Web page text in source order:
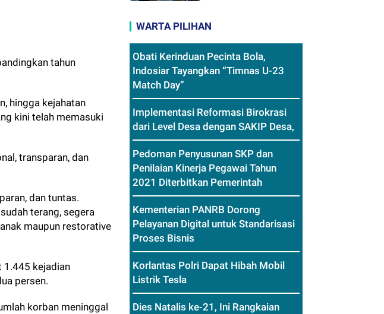
tahun
hingga kejahatan
kini telah memasuki
transparan, dan
dan tuntas.
terang, segera
maupun restorative
1.445 kejadian
persen.
korban meninggal
WARTA PILIHAN
Obati Kerinduan Pecinta Bola,
Indosiar Tayangkan “Timnas U-23
Match Day”
Implementasi Reformasi Birokrasi
dari Level Desa dengan SAKIP Desa,
Pedoman Penyusunan SKP dan
Penilaian Kinerja Pegawai Tahun
2021 Diterbitkan Pemerintah
Kementerian PANRB Dorong
Pelayanan Digital untuk Standarisasi
Proses Bisnis
Korlantas Polri Dapat Hibah Mobil
Listrik Tesla
Dies Natalis ke-21, Ini Rangkaian